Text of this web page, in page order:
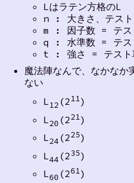
Lはラテン方格のL
n : 大きさ、テスト
m : 因子数 = テス
q : 水準数 = テス
t : 強さ = テスト
魔法陣なんで、なかなか
ない
L12 (211)
L20 (221)
L24(225)
L44(235)
L60 (261)